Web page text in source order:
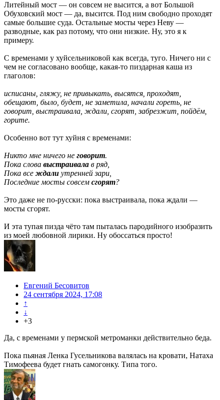
Литейный мост — он совсем не высится, а вот Большой
Обуховский мост — да, высится. Под ним свободно проходят
самые большие суда. Остальные мосты через Неву —
разводные, как раз потому, что они низкие. Ну, это я к
примеру.
С временами у хуйсельниковой как всегда, туго. Ничего ни с
чем не согласовано вообще, какая-то пиздарная каша из
глаголов:
исписаны, гляжу, не привыкать, высятся, проходят,
обещают, было, будет, не заметила, начали гореть, не
говорит, выстраивала, ждали, сгорят, забрезжит, пойдём,
горите.
Особенно вот тут хуйня с временами:
Никто мне ничего не говорит.
Пока слова выстраивала в ряд,
Пока все ждали утренней зари,
Последние мосты совсем сгорят?
Это даже не по-русски: пока выстраивала, пока ждали —
мосты сгорят.
И эта тупая пизда чёто там пыталась пародийного изобразить
из моей любовной лирики. Ну обоссаться просто!
Евгений Бесовитов
24 сентября 2024, 17:08
↑
↓
+3
Да, с временами у пермской метроманки действительно беда.
Пока пьяная Ленка Гусельникова валялась на кровати, Натаха
Тимофеева будет гнать самогонку. Типа того.